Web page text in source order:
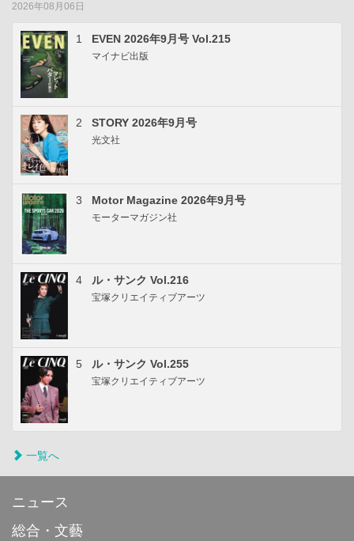
2026年08月06日
1 EVEN 2026年9月号 Vol.215
マイナビ出版
2 STORY 2026年9月号
光文社
3 Motor Magazine 2026年9月号
モーターマガジン社
4 ル・サンク Vol.216
宝塚クリエイティブアーツ
5 ル・サンク Vol.255
宝塚クリエイティブアーツ
一覧へ
ニュース
総合・文藝